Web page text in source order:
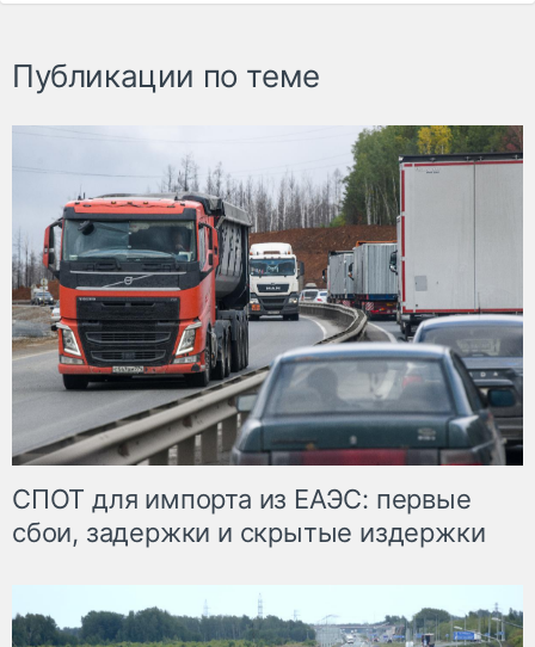
Публикации по теме
СПОТ для импорта из ЕАЭС: первые
сбои, задержки и скрытые издержки